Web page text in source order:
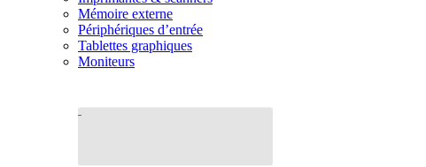
Mémoire externe
Périphériques d’entrée
Tablettes graphiques
Moniteurs